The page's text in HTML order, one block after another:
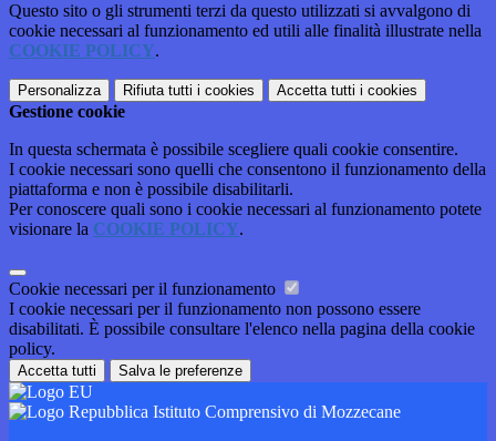
Questo sito o gli strumenti terzi da questo utilizzati si avvalgono di
cookie necessari al funzionamento ed utili alle finalità illustrate nella
COOKIE POLICY.
Personalizza Rifiuta tutti i cookies Accetta tutti i cookies
Gestione cookie
In questa schermata è possibile scegliere quali cookie consentire.
I cookie necessari sono quelli che consentono il funzionamento della
piattaforma e non è possibile disabilitarli.
Per conoscere quali sono i cookie necessari al funzionamento potete
visionare la COOKIE POLICY.
Cookie necessari per il funzionamento
I cookie necessari per il funzionamento non possono essere
disabilitati. È possibile consultare l'elenco nella pagina della cookie
policy.
Accetta tutti Salva le preferenze
Istituto Comprensivo di Mozzecane